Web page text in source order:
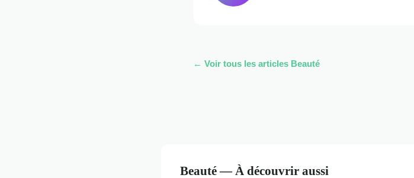
← Voir tous les articles Beauté
Beauté — À découvrir aussi